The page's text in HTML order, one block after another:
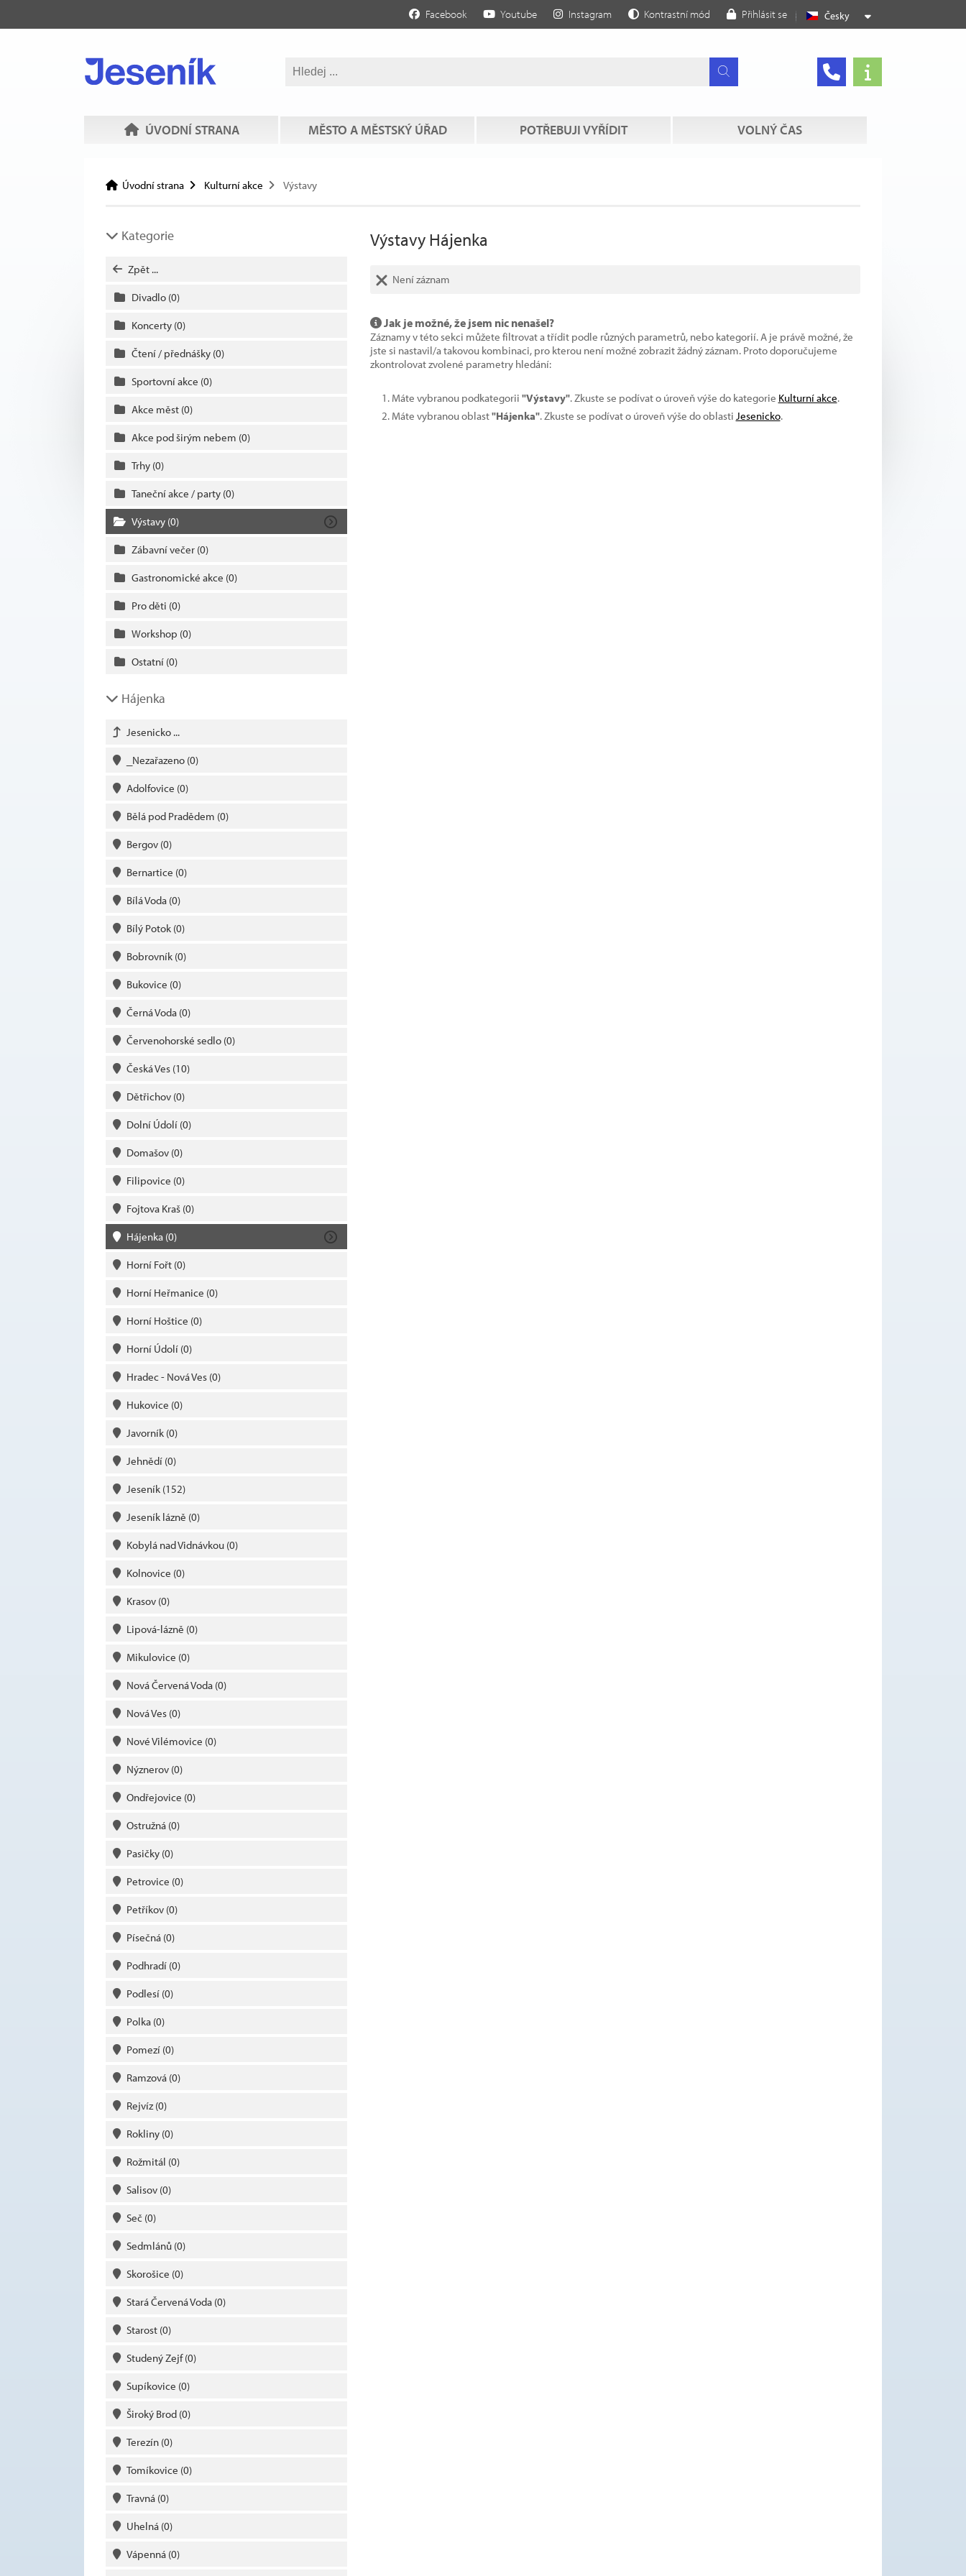
Česky
Facebook Youtube Instagram Kontrastní mód Přihlásit se
ÚVODNÍ STRANA MĚSTO A MĚSTSKÝ ÚŘAD POTŘEBUJI VYŘÍDIT VOLNÝ ČAS
Úvodní strana Kulturní akce Výstavy
Kategorie
Zpět ...
Divadlo (0)
Koncerty (0)
Čtení / přednášky (0)
Sportovní akce (0)
Akce měst (0)
Akce pod širým nebem (0)
Trhy (0)
Taneční akce / party (0)
Výstavy (0)
Zábavní večer (0)
Gastronomické akce (0)
Pro děti (0)
Workshop (0)
Ostatní (0)
Hájenka
Jesenicko ...
_Nezařazeno (0)
Adolfovice (0)
Bělá pod Pradědem (0)
Bergov (0)
Bernartice (0)
Bílá Voda (0)
Bílý Potok (0)
Bobrovník (0)
Bukovice (0)
Černá Voda (0)
Červenohorské sedlo (0)
Česká Ves (10)
Dětřichov (0)
Dolní Údolí (0)
Domašov (0)
Filipovice (0)
Fojtova Kraš (0)
Hájenka (0)
Horní Fořt (0)
Horní Heřmanice (0)
Horní Hoštice (0)
Horní Údolí (0)
Hradec - Nová Ves (0)
Hukovice (0)
Javorník (0)
Jehnědí (0)
Jeseník (152)
Jeseník lázně (0)
Kobylá nad Vidnávkou (0)
Kolnovice (0)
Krasov (0)
Lipová-lázně (0)
Mikulovice (0)
Nová Červená Voda (0)
Nová Ves (0)
Nové Vilémovice (0)
Nýznerov (0)
Ondřejovice (0)
Ostružná (0)
Pasičky (0)
Petrovice (0)
Petříkov (0)
Písečná (0)
Podhradí (0)
Podlesí (0)
Polka (0)
Pomezí (0)
Ramzová (0)
Rejvíz(0)
Rokliny (0)
Rožmitál (0)
Salisov (0)
Seč (0)
Sedmlánů (0)
Skorošice (0)
Stará Červená Voda (0)
Starost (0)
Studený Zejf(0)
Supíkovice (0)
Široký Brod (0)
Terezín (0)
Tomíkovice (0)
Travná (0)
Uhelná (0)
Vápenná (0)
Výstavy Hájenka
Není záznam
Jak je možné, že jsem nic nenašel?
Záznamy v této sekci můžete filtrovat a třídit podle různých parametrů, nebo kategorií. A je právě možné, že
jste si nastavil/a takovou kombinaci, pro kterou není možné zobrazit žádný záznam. Proto doporučujeme
zkontrolovat zvolené parametry hledání:
Máte vybranou podkategorii "Výstavy". Zkuste se podívat o úroveň výše do kategorie Kulturní akce.
Máte vybranou oblast"Hájenka". Zkuste se podívat o úroveň výše do oblasti Jesenicko.